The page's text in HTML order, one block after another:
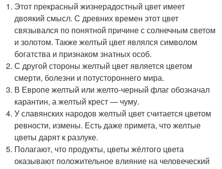
Этот прекрасный жизнерадостный цвет имеет
двоякий смысл. С древних времен этот цвет
связывался по понятной причине с солнечным светом
и золотом. Также желтый цвет являлся символом
богатства и признаком знатных особ.
С другой стороны желтый цвет является цветом
смерти, болезни и потустороннего мира.
В Европе желтый или желто-черный флаг обозначал
карантин, а желтый крест — чуму.
У славянских народов желтый цвет считается цветом
ревности, измены. Есть даже примета, что желтые
цветы дарят к разлуке.
Полагают, что продукты, цветы жёлтого цвета
оказывают положительное влияние на человеческий